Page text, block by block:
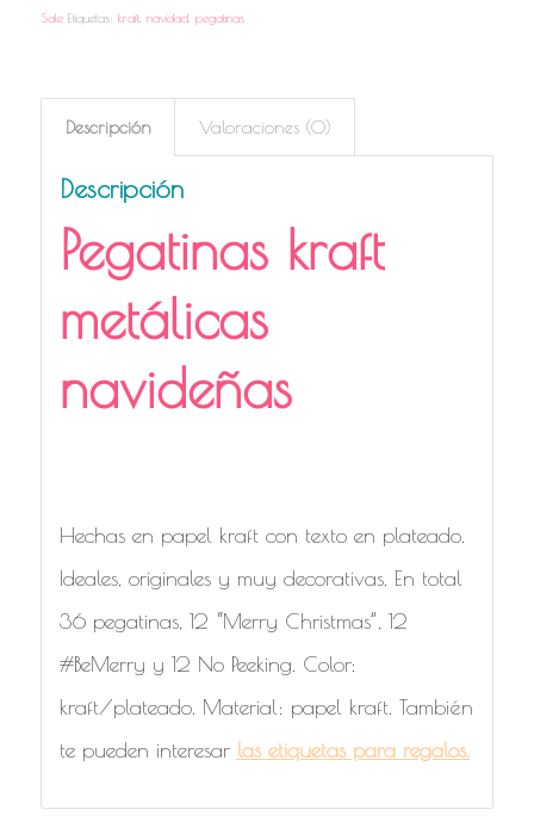
Sale Etiquetas: kraft, navidad, pegatinas
Descripción Valoraciones (0)
Descripción
Pegatinas kraft
metálicas
navideñas
Hechas en papel kraft con texto en plateado.
Ideales, originales y muy decorativas. En total
36 pegatinas, 12 “Merry Christmas”, 12
#BeMerry y 12 No Peeking. Color:
kraft/plateado. Material: papel kraft. También
te pueden interesar las etiquetas para regalos.